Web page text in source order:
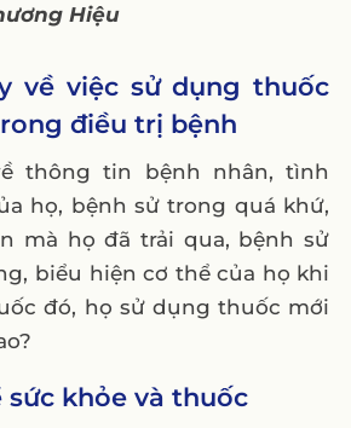
Hiệu
về việc sử dụng thuốc
điều trị bệnh
thông tin bệnh nhân, tình
họ, bệnh sử trong quá khứ,
mà họ đã trải qua, bệnh sử
biểu hiện cơ thể của họ khi
đó, họ sử dụng thuốc mới
sức khỏe và thuốc